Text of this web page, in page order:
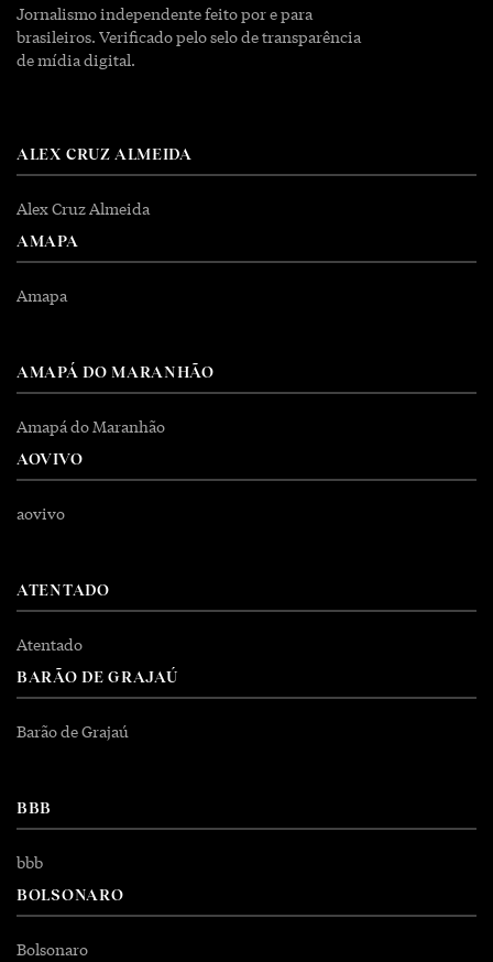
Jornalismo independente feito por e para
brasileiros. Verificado pelo selo de transparência
de mídia digital.
ALEX CRUZ ALMEIDA
Alex Cruz Almeida
AMAPA
Amapa
AMAPÁ DO MARANHÃO
Amapá do Maranhão
AOVIVO
aovivo
ATENTADO
Atentado
BARÃO DE GRAJAÚ
Barão de Grajaú
BBB
bbb
BOLSONARO
Bolsonaro